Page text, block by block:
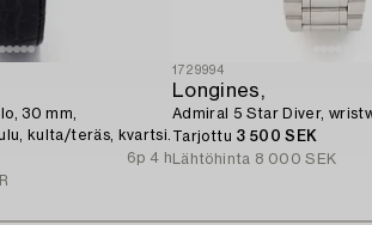
30 mm,
kulta/teräs, kvartsi.
6p 4 h
1729994
Longines,
Admiral 5 Star Diver,
Tarjottu 3 500 SEK
Lähtöhinta 8 000 SEK